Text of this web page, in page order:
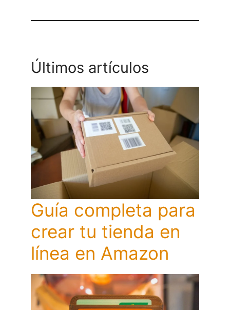
Últimos artículos
Guía completa para
crear tu tienda en
línea en Amazon